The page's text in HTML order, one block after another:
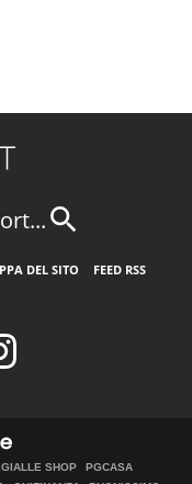
DEL SITO
FEED RSS
SHOP
PGCASA